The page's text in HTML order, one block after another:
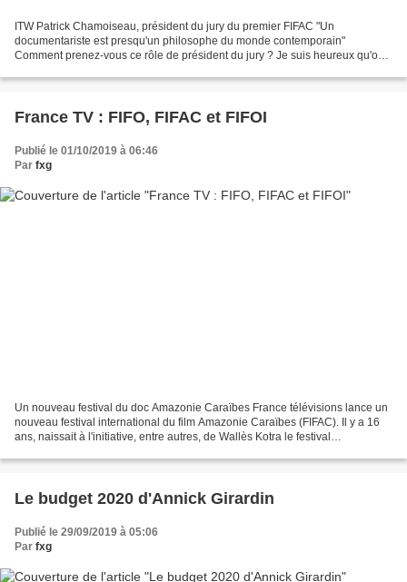
ITW Patrick Chamoiseau, président du jury du premier FIFAC "Un
documentariste est presqu'un philosophe du monde contemporain"
Comment prenez-vous ce rôle de président du jury ? Je suis heureux qu'on
France TV : FIFO, FIFAC et FIFOI
Publié le 01/10/2019 à 06:46
Par fxg
Un nouveau festival du doc Amazonie Caraïbes France télévisions lance un
nouveau festival international du film Amazonie Caraïbes (FIFAC). Il y a 16
ans, naissait à l'initiative, entre autres, de Wallès Kotra le festival
Le budget 2020 d'Annick Girardin
Publié le 29/09/2019 à 05:06
Par fxg